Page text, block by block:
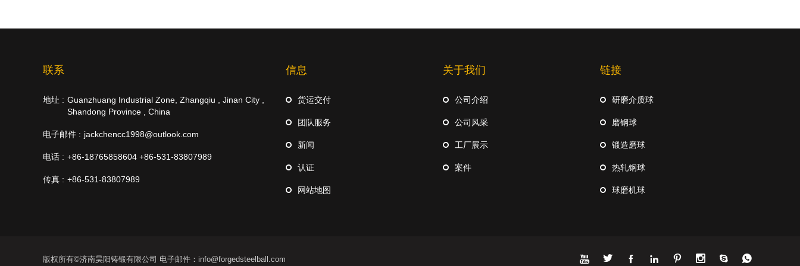
联系
地址 : Guanzhuang Industrial Zone, Zhangqiu , Jinan City ,
Shandong Province , China
电子邮件 : jackchencc1998@outlook.com
电话 : +86-18765858604 +86-531-83807989
传真 : +86-531-83807989
信息
货运交付
团队服务
新闻
认证
网站地图
关于我们
公司介绍
公司风采
工厂展示
案件
链接
研磨介质球
磨钢球
锻造磨球
热轧钢球
球磨机球
       
版权所有©济南昊阳铸锻有限公司 电子邮件：info@forgedsteelball.com